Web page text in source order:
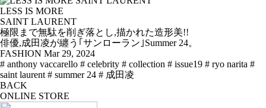
LESS IS MORE
SAINT LAURENT
極限まで無駄を削ぎ落とし,描かれた造形美!!
俳優,成田凌が纏う｢サンローラン｣Summer 24。
FASHION Mar 29, 2024
# anthony vaccarello # celebrity # collection # issue19 # ryo narita #
saint laurent # summer 24 # 成田凌
BACK
ONLINE STORE